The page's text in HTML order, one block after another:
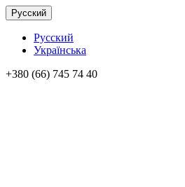
Русский
Русский
Українська
+380 (66) 745 74 40